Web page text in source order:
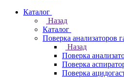
Каталог
Назад
Каталог
Поверка анализаторов
Назад
Поверка
Поверка
Поверка